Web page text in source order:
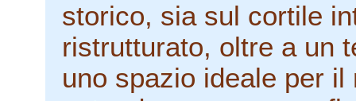
storico, sia sul cortile
ristrutturato, oltre a un
uno spazio ideale per